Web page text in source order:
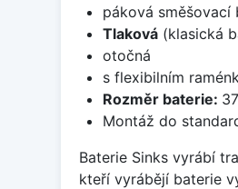
páková směšovací
Tlaková(klasická
otočná
s flexibilním
Rozměr baterie:
Montáž do
Baterie Sinks vyrábí
kteří vyrábějí baterie